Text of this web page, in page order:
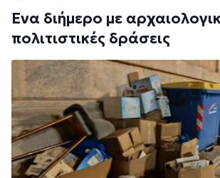
Ένα διήμερο με
πολιτιστικές δράσεις